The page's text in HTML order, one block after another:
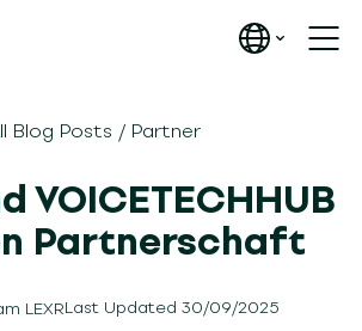
Blog Posts / Partner
VOICETECHHUB
Partnerschaft
LEXRLast Updated 30/09/2025